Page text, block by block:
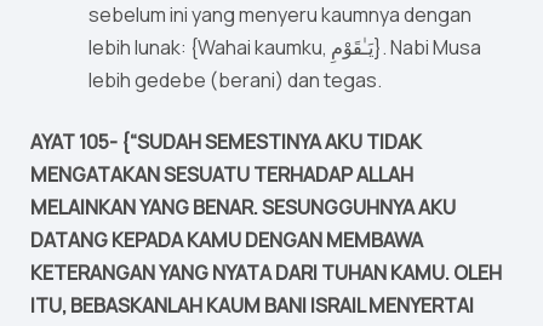
sebelum ini yang menyeru kaumnya dengan
lebih lunak: {Wahai kaumku, يَـٰقَوْمِ}. Nabi Musa
lebih gedebe (berani) dan tegas.
AYAT 105- {“SUDAH SEMESTINYA AKU TIDAK
MENGATAKAN SESUATU TERHADAP ALLAH
MELAINKAN YANG BENAR. SESUNGGUHNYA AKU
DATANG KEPADA KAMU DENGAN MEMBAWA
KETERANGAN YANG NYATA DARI TUHAN KAMU. OLEH
ITU, BEBASKANLAH KAUM BANI ISRAIL MENYERTAI